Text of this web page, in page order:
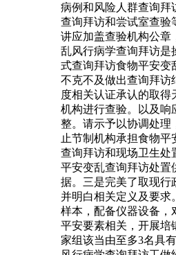
病例和风险人群查询拜
查询拜访和尝试室查验
讲应加盖查验机构公章
乱风行病学查询拜访是
式查询拜访食物平安变
不克不及做出查询拜访
度相关认证承认的取得
机构进行查验。以及响
整。请示予以协调处理
止节制机构承担食物平
查询拜访和现场卫生处
平安变乱查询拜访处置
据。三是完美了取现行
并明白相关定义及要求
样本，配备仪器设备，
平安要素相关，开展培
家组该当由至多3名具